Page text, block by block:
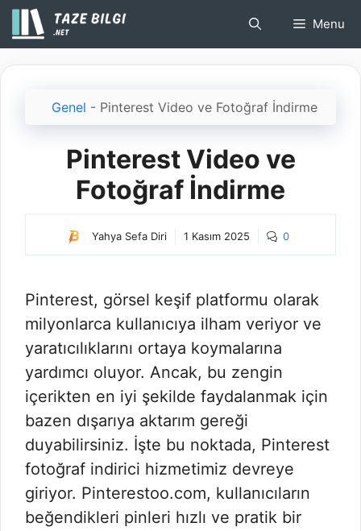
İçeriğe
atla
Menu
Genel - Pinterest Video ve Fotoğraf İndirme
Pinterest Video ve
Fotoğraf İndirme
Yahya Sefa Diri 1 Kasım 2025 0
Pinterest, görsel keşif platformu olarak
milyonlarca kullanıcıya ilham veriyor ve
yaratıcılıklarını ortaya koymalarına
yardımcı oluyor. Ancak, bu zengin
içerikten en iyi şekilde faydalanmak için
bazen dışarıya aktarım gereği
duyabilirsiniz. İşte bu noktada, Pinterest
fotoğraf indirici hizmetimiz devreye
giriyor. Pinterestoo.com, kullanıcıların
beğendikleri pinleri hızlı ve pratik bir